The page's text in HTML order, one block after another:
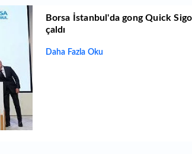
Borsa İstanbul'da gong Quick
çaldı
Daha Fazla Oku